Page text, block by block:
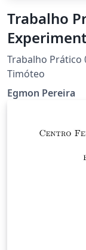
Trabalho
Trabalho Prático
Timóteo
Egmon Pereira